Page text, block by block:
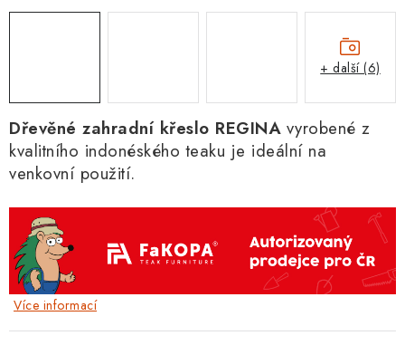
Dřevěné zahradní křeslo REGINAvyrobené z
kvalitního indonéského teaku je ideální na
venkovní použití.
Více informací
+ další (6)